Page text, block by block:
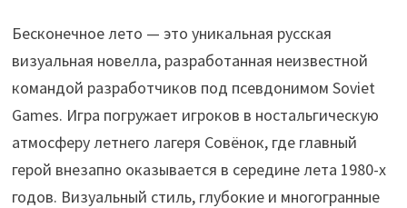
Бесконечное лето — это уникальная русская
визуальная новелла, разработанная неизвестной
командой разработчиков под псевдонимом Soviet
Games. Игра погружает игроков в ностальгическую
атмосферу летнего лагеря Совёнок, где главный
герой внезапно оказывается в середине лета 1980-х
годов. Визуальный стиль, глубокие и многогранные